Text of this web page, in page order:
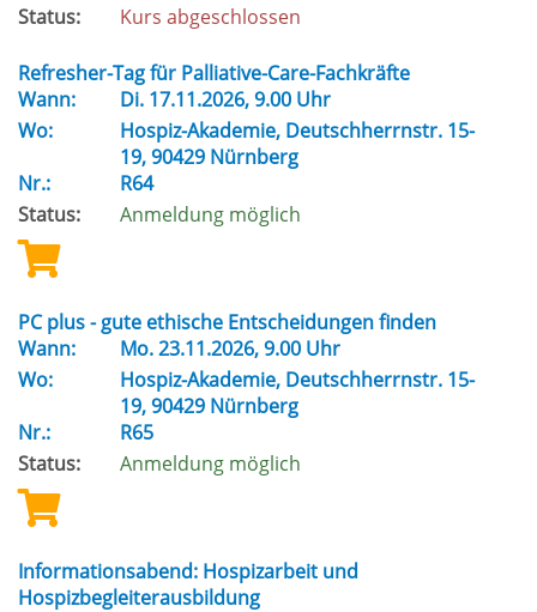
Status:
Kurs abgeschlossen
Refresher-Tag für Palliative-Care-Fachkräfte
Wann:
Di. 17.11.2026, 9.00 Uhr
Wo:
Hospiz-Akademie, Deutschherrnstr. 15-
19, 90429 Nürnberg
Nr.:
R64
Status:
Anmeldung möglich
PC plus - gute ethische Entscheidungen finden
Wann:
Mo.23.11.2026, 9.00 Uhr
Wo:
Hospiz-Akademie, Deutschherrnstr. 15-
19, 90429 Nürnberg
Nr.:
R65
Status:
Anmeldung möglich
Informationsabend: Hospizarbeit und
Hospizbegleiterausbildung